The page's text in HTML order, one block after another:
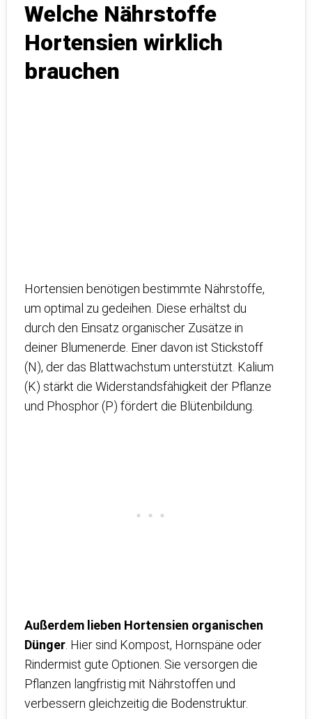
Welche Nährstoffe
Hortensien wirklich
brauchen
Hortensien benötigen bestimmte Nährstoffe,
um optimal zu gedeihen. Diese erhältst du
durch den Einsatz organischer Zusätze in
deiner Blumenerde. Einer davon ist Stickstoff
(N), der das Blattwachstum unterstützt. Kalium
(K) stärkt die Widerstandsfähigkeit der Pflanze
und Phosphor (P) fördert die Blütenbildung.
Außerdem lieben Hortensien organischen
Dünger . Hier sind Kompost, Hornspäne oder
Rindermist gute Optionen. Sie versorgen die
Pflanzen langfristig mit Nährstoffen und
verbessern gleichzeitig die Bodenstruktur.